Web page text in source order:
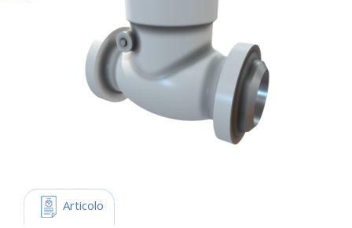
Articolo